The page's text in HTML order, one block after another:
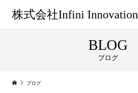
株式会社Infini Innovation
BLOG
ブログ
ブログ